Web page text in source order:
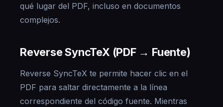
qué lugar del PDF, incluso en documentos
complejos.
Reverse SyncTeX (PDF → Fuente)
Reverse SyncTeX te permite hacer clic en el
PDF para saltar directamente a la línea
correspondiente del código fuente. Mientras